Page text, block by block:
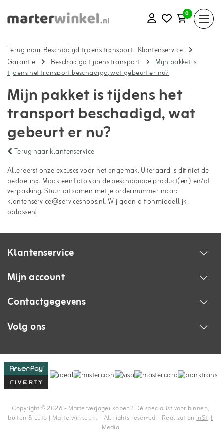
0
Terug naar Beschadigd tijdens transport | Klantenservice
Garantie
Beschadigd tijdens transport
Mijn pakket is
tijdens het transport beschadigd, wat gebeurt er nu?
Mijn pakket is tijdens het
transport beschadigd, wat
gebeurt er nu?
Terug naar klantenservice
Allereerst onze excuses voor het ongemak. Uiteraard is dit niet de
bedoeling. Maak een foto van de beschadigde product(en) en/of
verpakking. Stuur dit samen met je ordernummer naar:
klantenservice@serviceshops.nl. Wij gaan dit onmiddellijk
oplossen!
Klantenservice
Mijn account
Contactgegevens
Volg ons
Copyright © 2026 - Marterverjager kopen? Dé specialist voor binnen,
buiten & auto | Marterwinkel.nl - All rights reserved - Realization InStijl
Media